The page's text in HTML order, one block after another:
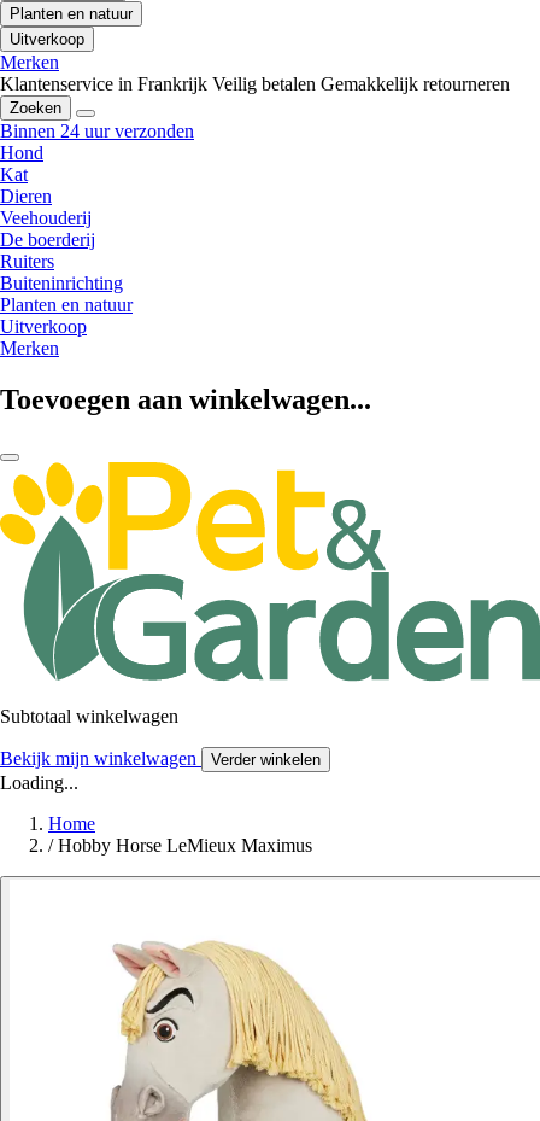
Planten en natuur
Uitverkoop
Merken
Klantenservice in Frankrijk Veilig betalen Gemakkelijk retourneren
Zoeken
Binnen 24 uur verzonden
Hond
Kat
Dieren
Veehouderij
De boerderij
Ruiters
Buiteninrichting
Planten en natuur
Uitverkoop
Merken
Toevoegen aan winkelwagen...
Subtotaal winkelwagen
Bekijk mijn winkelwagen Verder winkelen
Loading...
Home
/ Hobby Horse LeMieux Maximus